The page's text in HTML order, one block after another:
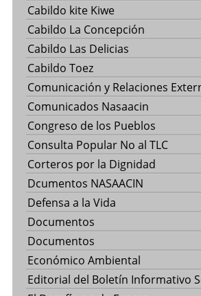
Cabildo kite Kiwe
Cabildo La Concepción
Cabildo Las Delicias
Cabildo Toez
Comunicación y Relaciones
Comunicados Nasaacin
Congreso de los Pueblos
Consulta Popular No al TLC
Corteros por la Dignidad
Dcumentos NASAACIN
Defensa a la Vida
Documentos
Documentos
Económico Ambiental
Editorial del Boletín Informativo